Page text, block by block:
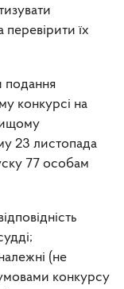
перевірити їх
подання
конкурсі на
23 листопада
77 особам
(не
конкурсу